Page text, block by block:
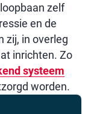
zelf
en de
zij, in overleg
inrichten. Zo
systeem
worden.